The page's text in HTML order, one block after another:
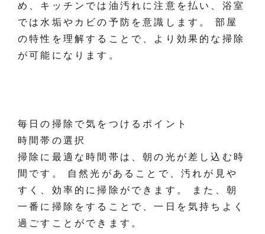
め、キッチンでは油汚れに注意を払い、浴室
では水垢やカビの予防を意識します。 部屋
の特性を理解することで、より効果的な掃除
が可能になります。
毎日の掃除で気をつけるポイント
時間帯の選択
掃除に最適な時間帯は、朝の光が差し込む時
間です。 自然光があることで、汚れが見や
すく、効率的に掃除ができます。 また、朝
一番に掃除をすることで、一日を気持ちよく
過ごすことができます。